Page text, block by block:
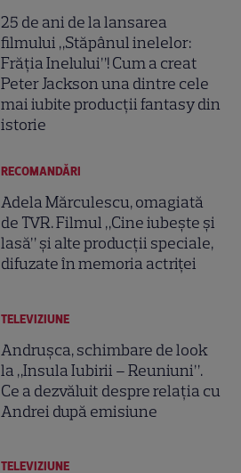
25 de ani de la lansarea
filmului „Stăpânul inelelor:
Frăția Inelului”! Cum a creat
Peter Jackson una dintre cele
mai iubite producții fantasy din
istorie
RECOMANDĂRI
Adela Mărculescu, omagiată
de TVR. Filmul „Cine iubește și
lasă” și alte producții speciale,
difuzate în memoria actriței
TELEVIZIUNE
Andrușca, schimbare de look
la „Insula Iubirii – Reuniuni”.
Ce a dezvăluit despre relația cu
Andrei după emisiune
TELEVIZIUNE